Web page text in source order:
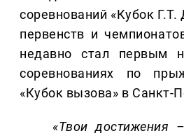
соревнований «Кубок Г.Т.
первенств и
недавно стал первым
соревнованиях по
«Кубок вызова» в Санкт-
«Твои достижения